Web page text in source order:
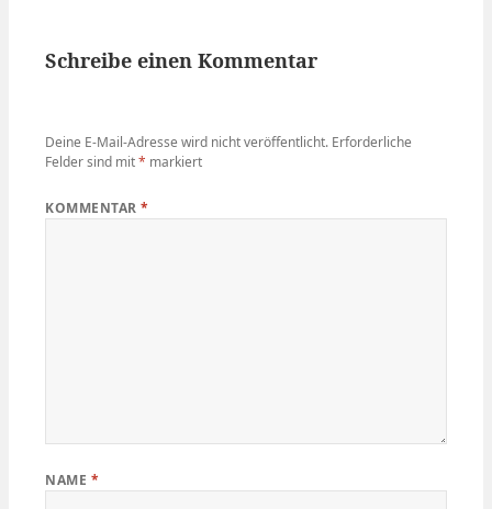
Schreibe einen Kommentar
Deine E-Mail-Adresse wird nicht veröffentlicht. Erforderliche
Felder sind mit* markiert
KOMMENTAR*
NAME *